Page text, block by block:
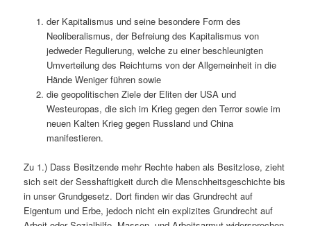
der Kapitalismus und seine besondere Form des
Neoliberalismus, der Befreiung des Kapitalismus von
jedweder Regulierung, welche zu einer beschleunigten
Umverteilung des Reichtums von der Allgemeinheit in die
Hände Weniger führen sowie
die geopolitischen Ziele der Eliten der USA und
Westeuropas, die sich im Krieg gegen den Terror sowie im
neuen Kalten Krieg gegen Russland und China
manifestieren.
Zu 1.) Dass Besitzende mehr Rechte haben als Besitzlose, zieht
sich seit der Sesshaftigkeit durch die Menschheitsgeschichte bis
in unser Grundgesetz. Dort finden wir das Grundrecht auf
Eigentum und Erbe, jedoch nicht ein explizites Grundrecht auf